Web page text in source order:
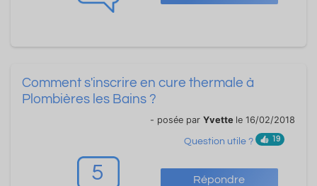
5 Répondre
Comment s'inscrire en cure thermale à
Plombières les Bains ?
- posée par Yvette le 16/02/2018
Question utile ? 19